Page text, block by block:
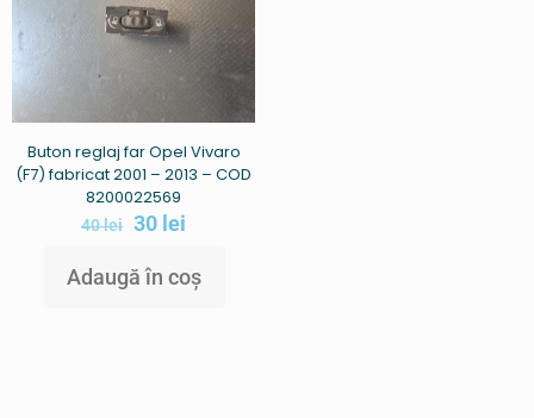
Buton reglaj far Opel Vivaro
(F7) fabricat 2001 – 2013 – COD
8200022569
40lei 30 lei
Adaugă în coș